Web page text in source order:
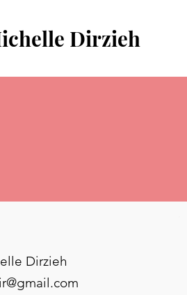
Dirzieh
Dirzieh